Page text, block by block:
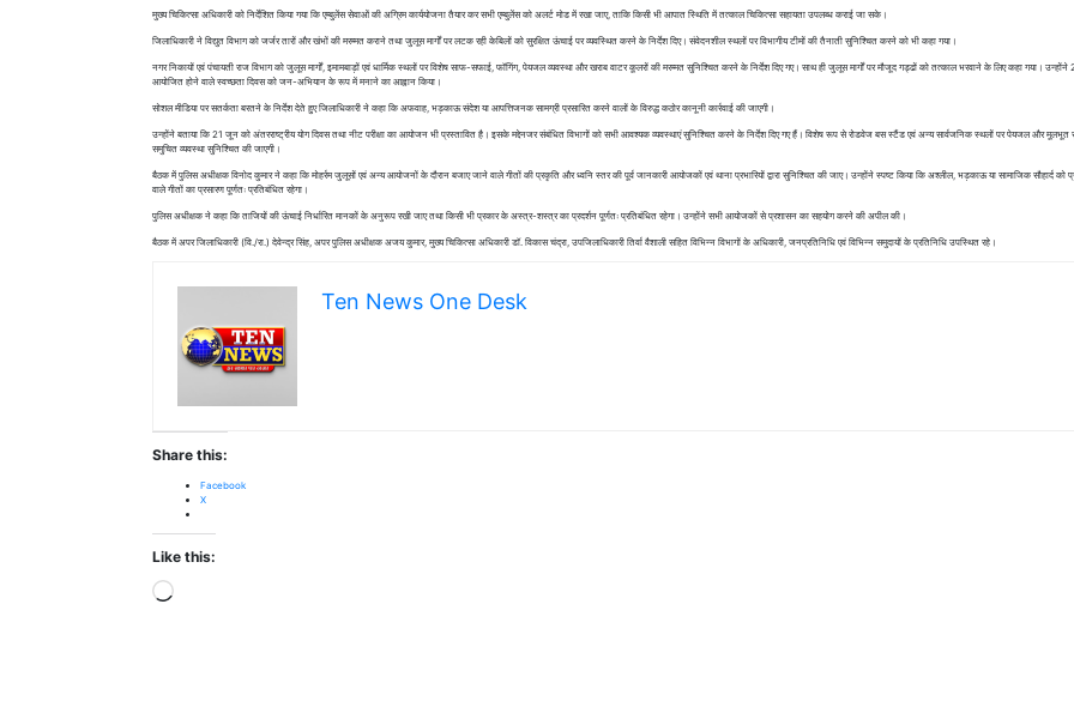
मुख्य चिकित्सा अधिकारी को निर्देशित किया गया कि एम्बुलेंस सेवाओं की अग्रिम कार्ययोजना तैयार कर सभी एम्बुलेंस को अलर्ट मोड में रखा जाए, ताकि किसी भी आपात स्थिति में तत्काल चिकित्सा सहायता उपलब्ध कराई जा सके।
जिलाधिकारी ने विद्युत विभाग को जर्जर तारों और खंभों की मरम्मत कराने तथा जुलूस मार्गों पर लटक रही केबिलों को सुरक्षित ऊंचाई पर व्यवस्थित करने के निर्देश दिए। संवेदनशील स्थलों पर विभागीय टीमों की तैनाती सुनिश्चित करने को भी कहा गया।
नगर निकायों एवं पंचायती राज विभाग को जुलूस मार्गों, इमामबाड़ों एवं धार्मिक स्थलों पर विशेष साफ-सफाई, फॉगिंग, पेयजल व्यवस्था और खराब वाटर कूलरों की मरम्मत सुनिश्चित करने के निर्देश दिए गए। साथ ही जुलूस मार्गों पर मौजूद गड्ढों को तत्काल भरवाने के लिए कहा गया।
आयोजित होने वाले स्वच्छता दिवस को जन-अभियान के रूप में मनाने का आह्वान किया।
सोशल मीडिया पर सतर्कता बरतने के निर्देश देते हुए जिलाधिकारी ने कहा कि अफवाह, भड़काऊ संदेश या आपत्तिजनक सामग्री प्रसारित करने वालों के विरुद्ध कठोर कानूनी कार्रवाई की जाएगी।
उन्होंने बताया कि 21 जून को अंतरराष्ट्रीय योग दिवस तथा नीट परीक्षा का आयोजन भी प्रस्तावित है। इसके मद्देनजर संबंधित विभागों को सभी आवश्यक व्यवस्थाएं सुनिश्चित करने के निर्देश दिए गए हैं। विशेष रूप से रोडवेज बस स्टैंड एवं अन्य सार्वजनिक स्थलों पर पेयजल और मूलभूत
समुचित व्यवस्था सुनिश्चित की जाएगी।
बैठक में पुलिस अधीक्षक विनोद कुमार ने कहा कि मोहर्रम जुलूसों एवं अन्य आयोजनों के दौरान बजाए जाने वाले गीतों की प्रकृति और ध्वनि स्तर की पूर्व जानकारी आयोजकों एवं थाना प्रभारियों द्वारा सुनिश्चित की जाए। उन्होंने स्पष्ट किया कि अश्लील, भड़काऊ या सामाजिक सौहार्द को
वाले गीतों का प्रसारण पूर्णतः प्रतिबंधित रहेगा।
पुलिस अधीक्षक ने कहा कि ताजियों की ऊंचाई निर्धारित मानकों के अनुरूप रखी जाए तथा किसी भी प्रकार के अस्त्र-शस्त्र का प्रदर्शन पूर्णतः प्रतिबंधित रहेगा। उन्होंने सभी आयोजकों से प्रशासन का सहयोग करने की अपील की।
बैठक में अपर जिलाधिकारी (वि./रा.) देवेन्द्र सिंह, अपर पुलिस अधीक्षक अजय कुमार, मुख्य चिकित्सा अधिकारी डॉ. विकास चंद्रा, उपजिलाधिकारी तिर्वा वैशाली सहित विभिन्न विभागों के अधिकारी, जनप्रतिनिधि एवं विभिन्न समुदायों के प्रतिनिधि उपस्थित रहे।
Ten News One Desk
Share this:
Facebook
X
Like this: